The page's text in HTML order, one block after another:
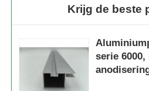
De Profielen van het
Aluminium Deurprofielen
Industriële aluminium-
Krijg de beste
serie